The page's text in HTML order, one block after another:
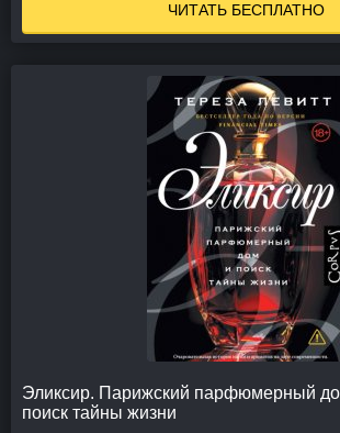
ЧИТАТЬ БЕСПЛАТНО
Эликсир. Парижский парфюмерный
поиск тайны жизни